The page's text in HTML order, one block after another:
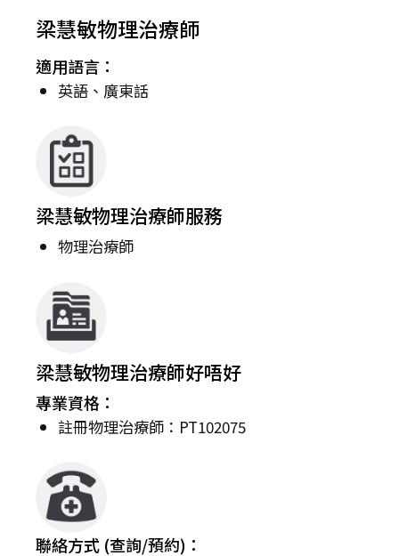
梁慧敏物理治療師
適用語言：
英語、廣東話
梁慧敏物理治療師服務
物理治療師
梁慧敏物理治療師好唔好
專業資格：
註冊物理治療師：PT102075
聯絡方式 (查詢/預約)：